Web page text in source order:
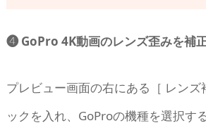
❹ GoPro 4K動画のレンズ歪みを補正
プレビュー画面の右にある［ レンズ
ックを入れ、GoProの機種を選択す